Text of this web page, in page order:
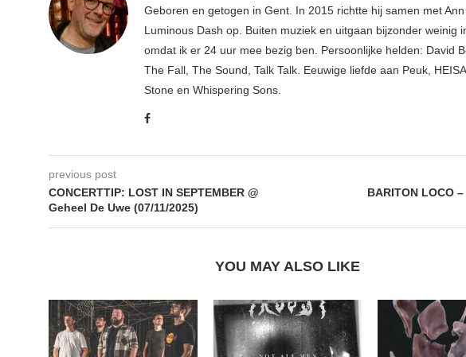
Geboren en getogen in Gent. In 2015 richtte hij samen met
Luminous Dash op. Buiten muziek en uitgaan bijzonder weinig
omdat ik er 24 uur mee bezig ben. Persoonlijke helden: David
The Fall, The Sound, Talk Talk. Eeuwige liefde aan Peuk,
Stone en Whispering Sons.
previous post
CONCERTTIP: LOST IN SEPTEMBER @
Geheel De Uwe (07/11/2025)
BARITON LOCO
YOU MAY ALSO LIKE